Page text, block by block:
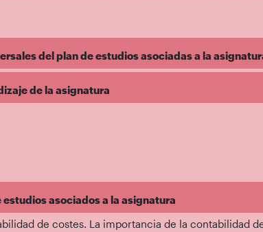
del plan de estudios asociadas a la
de la asignatura
estudios asociados a la asignatura
de costes. La importancia de la contabilidad